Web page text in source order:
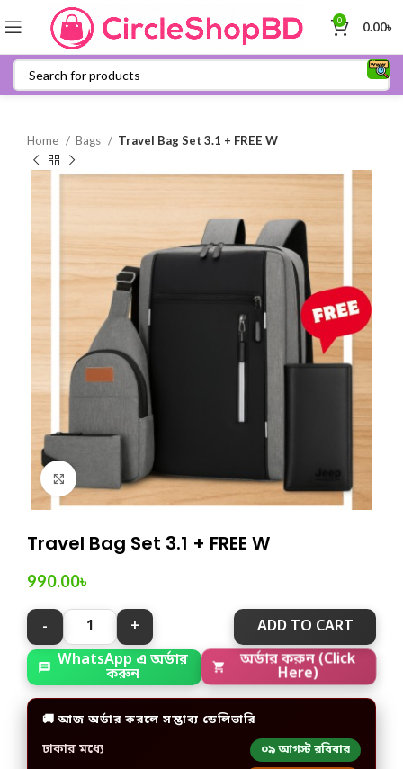
0 0.00৳
Home Bags Travel Bag Set 3.1 + FREE W
Click to enlarge
Travel Bag Set 3.1 + FREE W
990.00৳
ADD TO CART
WhatsApp এ অর্ডার
করুন
অর্ডার করুন (Click
Here)
🚚 আজ অর্ডার করলে সম্ভাব্য ডেলিভারি
ঢাকার মধ্যে ০৯ আগস্ট রবিবার